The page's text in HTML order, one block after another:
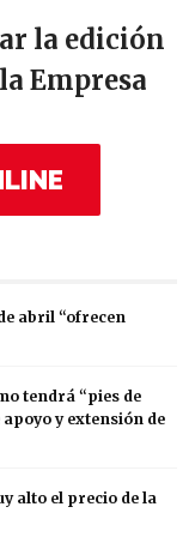
la edición
Empresa
abril “ofrecen
tendrá “pies de
y extensión de
alto el precio de la